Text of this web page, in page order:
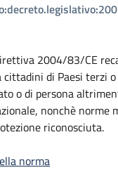
2004/83/CE
di Paesi terzi
o di persona
nonchè norme
riconosciuta.
norma